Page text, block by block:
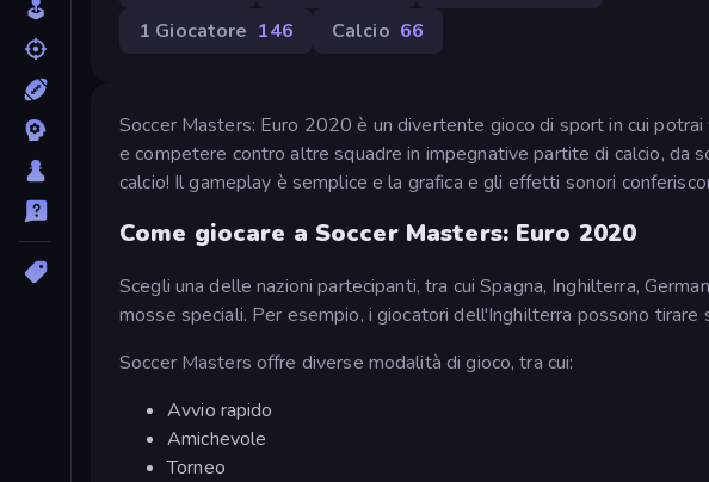
1 Giocatore 146 Calcio 66
Soccer Masters: Euro 2020 è un divertente gioco di sport in cui
e competere contro altre squadre in impegnative partite di calcio, da
calcio! Il gameplay è semplice e la grafica e gli effetti sonori
Come giocare a Soccer Masters: Euro 2020
Scegli una delle nazioni partecipanti, tra cui Spagna, Inghilterra,
mosse speciali. Per esempio, i giocatori dell'Inghilterra possono
Soccer Masters offre diverse modalità di gioco, tra cui:
Avvio rapido
Amichevole
Torneo